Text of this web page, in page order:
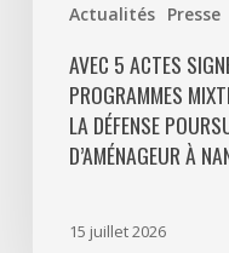
Actualités Presse
Défense
poursuit
activement
AVEC 5 ACTES
PROGRAMMES
LA DÉFENSE
D’AMÉNAGEUR À
15 juillet 2026